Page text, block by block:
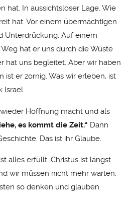
hat. In aussichtsloser Lage. Wie
hat. Vor einem übermächtigen
Unterdrückung. Auf einem
hat er uns durch die Wüste
hat uns begleitet. Aber wir haben
ist er zornig. Was wir erleben, ist
Israel.
Hoffnung macht und als
es kommt die Zeit.“ Dann
Das ist ihr Glaube.
alles erfüllt. Christus ist längst
wir müssen nicht mehr warten.
so denken und glauben.